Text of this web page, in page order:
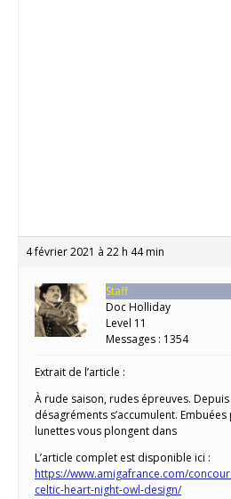
4 février 2021 à 22 h 44 min
Staff
Doc Holliday
Level 11
Messages : 1354
Extrait de l’article :
À rude saison, rudes épreuves.
désagréments s’accumulent.
lunettes vous plongent dans
L’article complet est disponible ici :
https://www.amigafrance.com/
celtic-heart-night-owl-design/